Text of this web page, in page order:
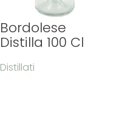
Bordolese
Distilla 100 Cl
Distillati